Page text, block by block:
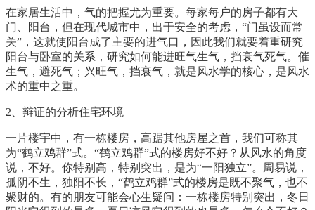
在家居生活中，气的把握尤为重要。每家每户的房子都有大
门、阳台，但在现代城市中，出于安全的考虑，“门虽设而常
关”，这就使阳台成了主要的进气口，因此我们就要着重研究
阳台与卧室的关系，研究如何能进旺气生气，挡衰气死气。催
生气，避死气；兴旺气，挡衰气，就是风水学的核心，是风水
术的重中之重。
2、辩证的分析住宅环境
一片楼宇中，有一栋楼房，高踞其他房屋之首，我们可称其
为“鹤立鸡群”式。“鹤立鸡群”式的楼房好不好？从风水的角度
说，不好。你特别高，特别突出，是为“一阳独立”。周易说，
孤阴不生，独阳不长，“鹤立鸡群”式的楼房是既不聚气，也不
聚财的。有的朋友可能会心生疑问：一栋楼房特别突出，冬日